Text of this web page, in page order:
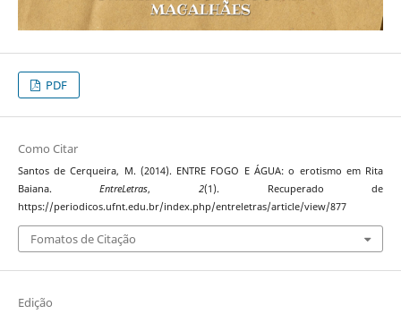
PDF
Como Citar
Santos de Cerqueira, M. (2014). ENTRE FOGO E ÁGUA: o erotismo em Rita
Baiana.EntreLetras, 2(1). Recuperado de
https://periodicos.ufnt.edu.br/index.php/entreletras/article/view/877
Fomatos de Citação
Edição